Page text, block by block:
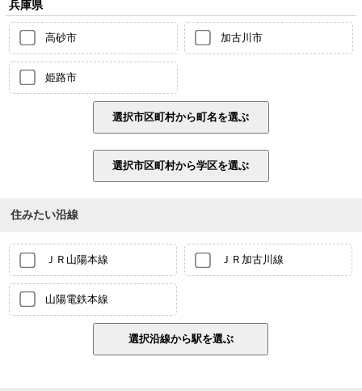
兵庫県
高砂市 加古川市
姫路市
住みたい沿線
ＪＲ山陽本線 ＪＲ加古川線
山陽電鉄本線